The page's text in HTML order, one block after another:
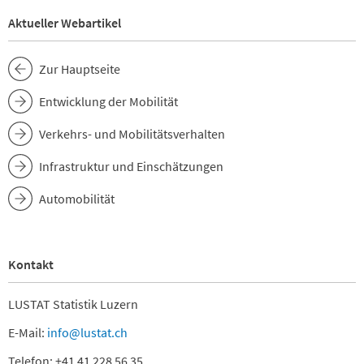
Aktueller Webartikel
Zur Hauptseite
Entwicklung der Mobilität
Verkehrs- und Mobilitätsverhalten
Infrastruktur und Einschätzungen
Automobilität
Kontakt
LUSTAT Statistik Luzern
E-Mail: info@lustat.ch